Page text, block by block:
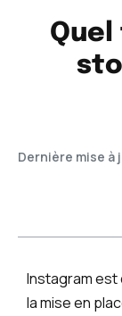
Dernière mise à
Instagram est
la mise en